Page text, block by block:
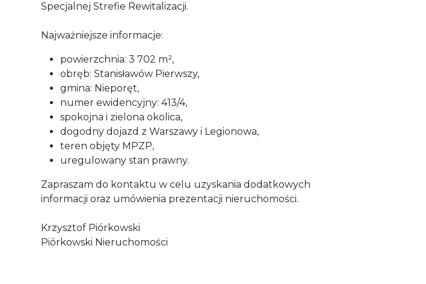
Specjalnej Strefie Rewitalizacji.
Najważniejsze informacje:
powierzchnia: 3 702 m²,
obręb: Stanisławów Pierwszy,
gmina: Nieporęt,
numer ewidencyjny: 413/4,
spokojna i zielona okolica,
dogodny dojazd z Warszawy i Legionowa,
teren objęty MPZP,
uregulowany stan prawny.
Zapraszam do kontaktu w celu uzyskania dodatkowych
informacji oraz umówienia prezentacji nieruchomości.
Krzysztof Piórkowski
Piórkowski Nieruchomości